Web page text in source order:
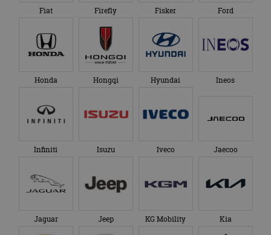
Fiat Firefly Fisker Ford
Honda Hongqi Hyundai Ineos
Infiniti Isuzu Iveco Jaecoo
Jaguar Jeep KG Mobility Kia